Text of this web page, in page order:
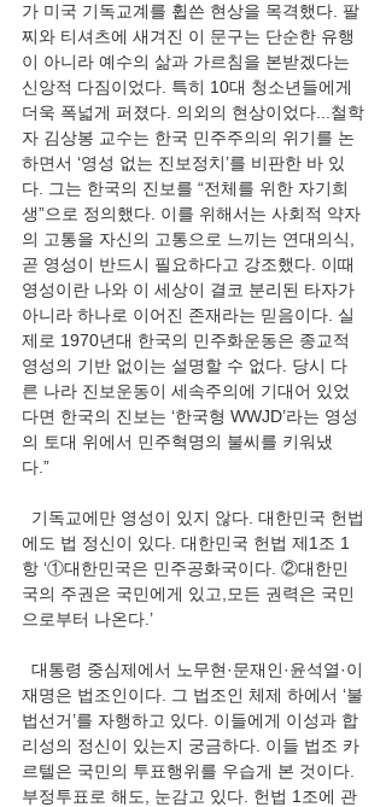
가 미국 기독교계를 휩쓴 현상을 목격했다. 팔
찌와 티셔츠에 새겨진 이 문구는 단순한 유행
이 아니라 예수의 삶과 가르침을 본받겠다는
신앙적 다짐이었다. 특히 10대 청소년들에게
더욱 폭넓게 퍼졌다. 의외의 현상이었다...철학
자 김상봉 교수는 한국 민주주의의 위기를 논
하면서 ‘영성 없는 진보정치’를 비판한 바 있
다. 그는 한국의 진보를 “전체를 위한 자기희
생”으로 정의했다. 이를 위해서는 사회적 약자
의 고통을 자신의 고통으로 느끼는 연대의식,
곧 영성이 반드시 필요하다고 강조했다. 이때
영성이란 나와 이 세상이 결코 분리된 타자가
아니라 하나로 이어진 존재라는 믿음이다. 실
제로 1970년대 한국의 민주화운동은 종교적
영성의 기반 없이는 설명할 수 없다. 당시 다
른 나라 진보운동이 세속주의에 기대어 있었
다면 한국의 진보는 ‘한국형 WWJD’라는 영성
의 토대 위에서 민주혁명의 불씨를 키워냈
다.”
에도 법 정신이 있다. 대한민국 헌법 제1조 1
항 ‘①대한민국은 민주공화국이다. ②대한민
국의 주권은 국민에게 있고,모든 권력은 국민
으로부터 나온다.’
재명은 법조인이다. 그 법조인 체제 하에서 ‘불
법선거’를 자행하고 있다. 이들에게 이성과 합
리성의 정신이 있는지 궁금하다. 이들 법조 카
르텔은 국민의 투표행위를 우습게 본 것이다.
부정투표로 해도, 눈감고 있다. 헌법 1조에 관